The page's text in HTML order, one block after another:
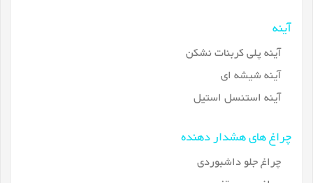
آینه
آینه پلی کربنات نشکن
آینه شیشه ای
آینه استنسل استیل
چراغ های هشدار دهنده
چراغ جلو داشبوردی